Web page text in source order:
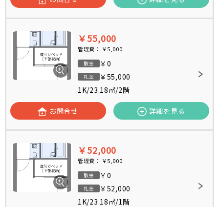
￥55,000
管理費： ￥5,000
敷金 ￥0
礼金
￥55,000
1K/23.18㎡/2階
お問合せ 詳細を見る
￥52,000
管理費： ￥5,000
敷金 ￥0
礼金
￥52,000
1K/23.18㎡/1階